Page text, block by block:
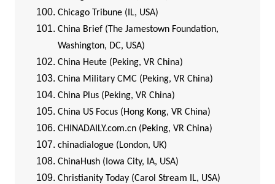
Chicago Tribune (IL, USA)
China Brief (The Jamestown Foundation,
Washington, DC, USA)
China Heute (Peking, VR China)
China Military CMC (Peking, VR China)
China Plus (Peking, VR China)
China US Focus (Hong Kong, VR China)
CHINADAILY.com.cn (Peking, VR China)
chinadialogue (London, UK)
ChinaHush (Iowa City, IA, USA)
Christianity Today (Carol Stream IL, USA)